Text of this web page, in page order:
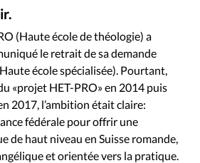
chrétienne
Chronique
Culture
Foi Génération réveil
Monde
Relations Aujourd'hui
/ Jean Decorvet, recteur de la HET-PRO.
(Haute école de théologie) a
le retrait de sa demande
école spécialisée). Pourtant,
«projet HET-PRO» en 2014 puis
2017, l’ambition était claire:
fédérale pour offrir une
de haut niveau en Suisse romande,
et orientée vers la pratique.